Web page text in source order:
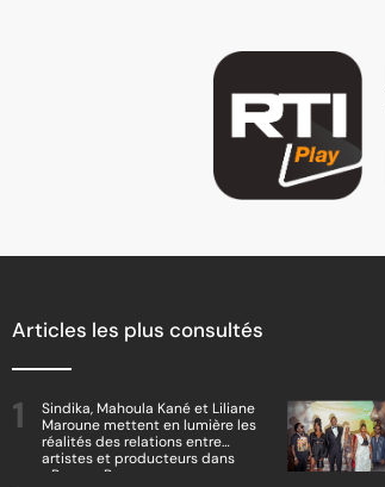
Articles les plus consultés
Sindika, Mahoula Kané et Liliane
Maroune mettent en lumière les
réalités des relations entre
artistes et producteurs dans
« Boss vs Boss »